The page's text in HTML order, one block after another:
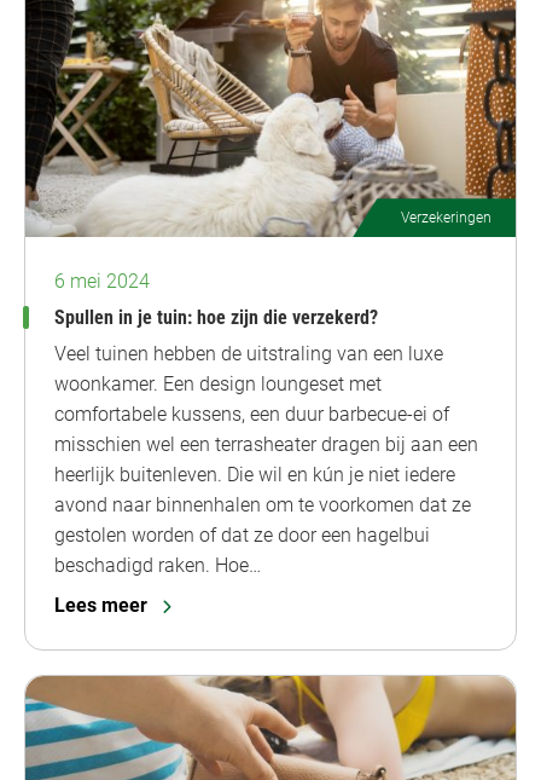
Verzekeringen
6 mei 2024
Spullen in je tuin: hoe zijn die verzekerd?
Veel tuinen hebben de uitstraling van een luxe
woonkamer. Een design loungeset met
comfortabele kussens, een duur barbecue-ei of
misschien wel een terrasheater dragen bij aan een
heerlijk buitenleven. Die wil en kún je niet iedere
avond naar binnenhalen om te voorkomen dat ze
gestolen worden of dat ze door een hagelbui
beschadigd raken. Hoe…
Lees meer